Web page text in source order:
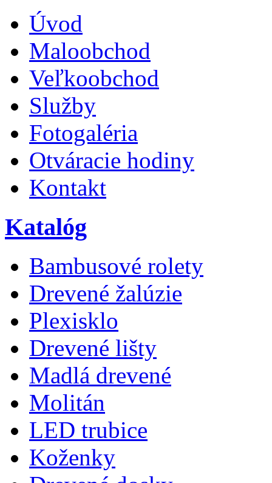
Úvod
Maloobchod
Veľkoobchod
Služby
Fotogaléria
Otváracie hodiny
Kontakt
Katalóg
Bambusové rolety
Drevené žalúzie
Plexisklo
Drevené lišty
Madlá drevené
Molitán
LED trubice
Koženky